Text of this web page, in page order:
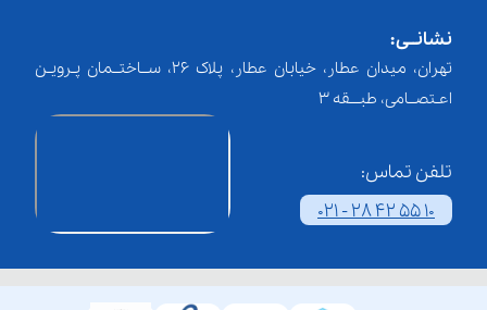
نشانــی:
تهران، میدان عطار، خیابان عطار، پلاک 26، ســاختــمان پـرویـن
اعـتصــامی، طبـــقه 3
تلفن تماس:
021 - 28 42 55 10